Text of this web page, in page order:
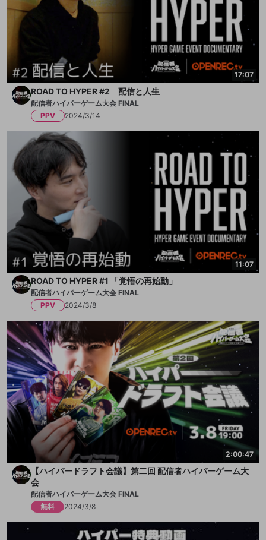
17:07
ROAD TO HYPER #2 配信と人生
配信者ハイパーゲーム大会 FINAL
PPV
2024/3/14
11:07
ROAD TO HYPER #1 「覚悟の再始動」
配信者ハイパーゲーム大会 FINAL
PPV
2024/3/8
2:00:47
【ハイパードラフト会議】第二回 配信者ハイパーゲーム大
会
配信者ハイパーゲーム大会 FINAL
無料
2024/3/8